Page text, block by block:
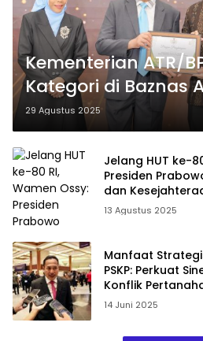
Kementerian ATR/
Kategori di Baznas
29 Agustus 2025
Jelang HUT ke-
Presiden
dan
13 Agustus 2025
Manfaat
PSKP: Perkuat
Konflik
Investasi Nasional
14 Juni 2025